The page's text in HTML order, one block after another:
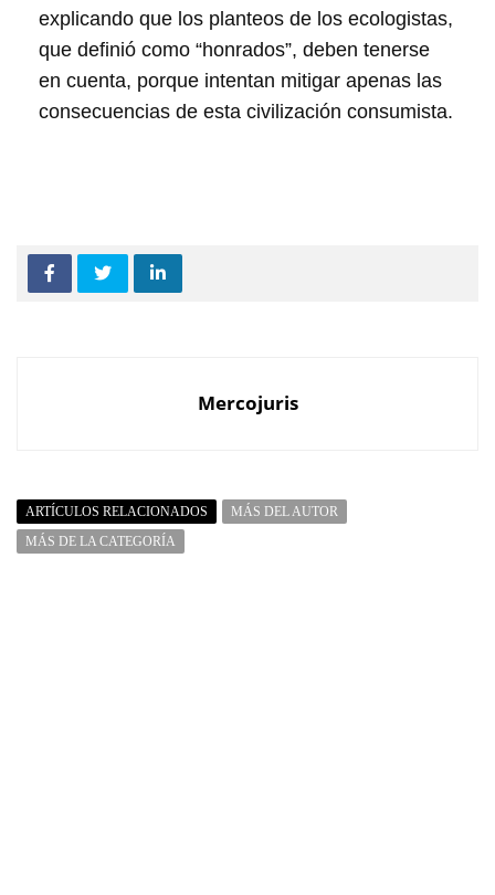
explicando que los planteos de los ecologistas,
que definió como “honrados”, deben tenerse
en cuenta, porque intentan mitigar apenas las
consecuencias de esta civilización consumista.
Mercojuris
ARTÍCULOS RELACIONADOS
MÁS DEL AUTOR
MÁS DE LA CATEGORÍA